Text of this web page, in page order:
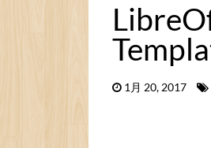
1月 20, 2017